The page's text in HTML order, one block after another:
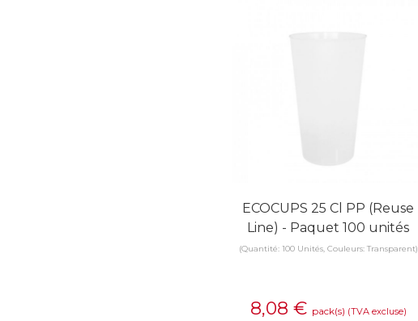
ECOCUPS 25 Cl PP (Reuse
Line) - Paquet 100 unités
(Quantité: 100 Unités, Couleurs: Transparent)
8,08 € pack(s) (TVA excluse)